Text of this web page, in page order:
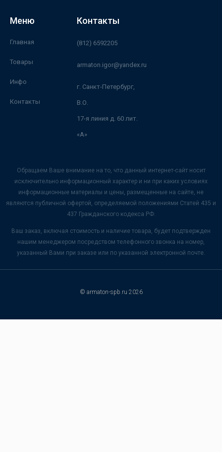
Меню
Главная
Товары
Инфо
Контакты
Контакты
(812) 6592205
armaton.igor@yandex.ru
г. Санкт-Петербург,
В.О.
17-я линия д. 60 лит.
«А»
Обращаем Ваше внимание на то, что данный интернет-сайт носит
исключительно информационный характер и ни при каких условиях
информационные материалы и цены, размещенные на сайте, не
являются публичной офертой, определяемой положениями Статей 435 и
437 Гражданского кодекса РФ.
Ваш заказ, включая стоимость и наличие товара, будет подтвержден
нашим менеджером посредством телефонного звонка на номер,
указанный Вами при заказе или по указанной электронной почте.
© armaton-spb.ru 2026